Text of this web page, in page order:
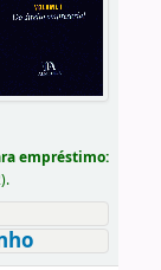
empréstimo: